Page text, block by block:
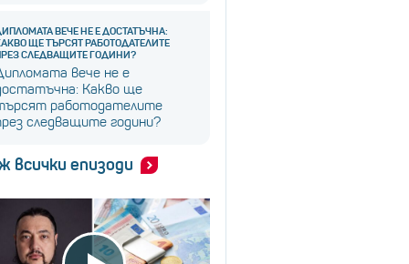
ВЕЧЕ НЕ Е ДОСТАТЪЧНА:
ЩЕ ТЪРСЯТ РАБОТОДАТЕЛИТЕ
СЛЕДВАЩИТЕ ГОДИНИ?
вече не е
Какво ще
работодателите
следващите години?
всички епизоди